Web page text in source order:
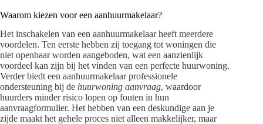
Waarom kiezen voor een aanhuurmakelaar?
Het inschakelen van een aanhuurmakelaar heeft meerdere
voordelen. Ten eerste hebben zij toegang tot woningen die
niet openbaar worden aangeboden, wat een aanzienlijk
voordeel kan zijn bij het vinden van een perfecte huurwoning.
Verder biedt een aanhuurmakelaar professionele
ondersteuning bij de huurwoning aanvraag, waardoor
huurders minder risico lopen op fouten in hun
aanvraagformulier. Het hebben van een deskundige aan je
zijde maakt het gehele proces niet alleen makkelijker, maar